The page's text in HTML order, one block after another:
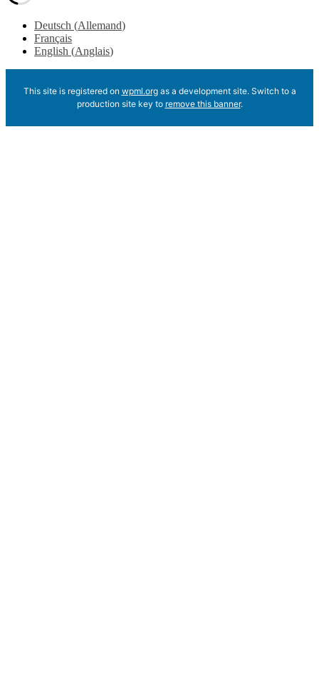
Deutsch (Allemand)
Français
English (Anglais)
This site is registered on wpml.orgas a development site. Switch to a
production site key to remove this banner.